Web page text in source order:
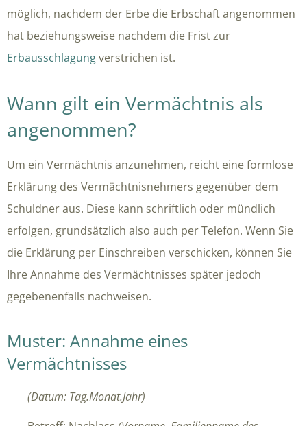
möglich, nachdem der Erbe die Erbschaft angenommen
hat beziehungsweise nachdem die Frist zur
Erbausschlagungverstrichen ist.
Wann gilt ein Vermächtnis als
angenommen?
Um ein Vermächtnis anzunehmen, reicht eine formlose
Erklärung des Vermächtnisnehmers gegenüber dem
Schuldner aus. Diese kann schriftlich oder mündlich
erfolgen, grundsätzlich also auch per Telefon. Wenn Sie
die Erklärung per Einschreiben verschicken, können Sie
Ihre Annahme des Vermächtnisses später jedoch
gegebenenfalls nachweisen.
Muster: Annahme eines
Vermächtnisses
(Datum: Tag.Monat.Jahr)